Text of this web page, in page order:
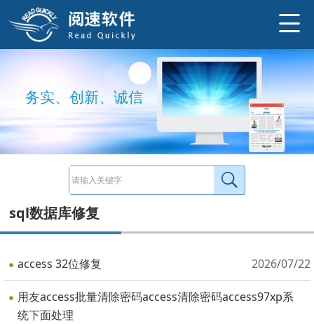
务实、 创新、 诚信
sql数据库修复
access 32位修复 2026/07/22
用友access批量清除密码access清除密码access97xp系
统下面处理